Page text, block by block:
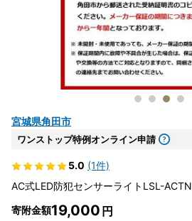
宮城県角田市
ワンストップ特例オンライン申請
5.0 (1件)
AC式LED防犯センサーライトLSL-
寄附金額19,000